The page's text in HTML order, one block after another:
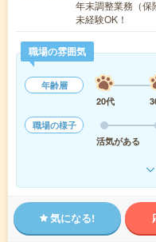
年末調整業務（保
未経験OK！
職場の雰囲気
年齢層
20代
職場の様子
活気がある
気になる!